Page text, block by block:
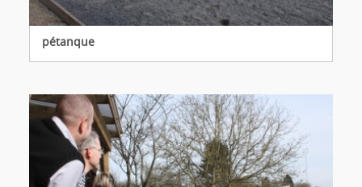
pétanque